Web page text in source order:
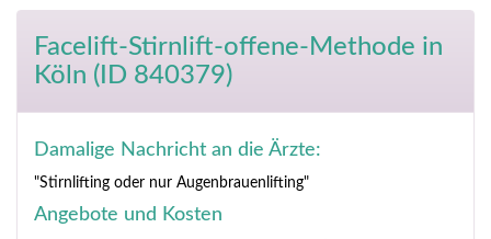
Facelift-Stirnlift-offene-Methode in
Köln (ID 840379)
Damalige Nachricht an die Ärzte:
"Stirnlifting oder nur Augenbrauenlifting"
Angebote und Kosten